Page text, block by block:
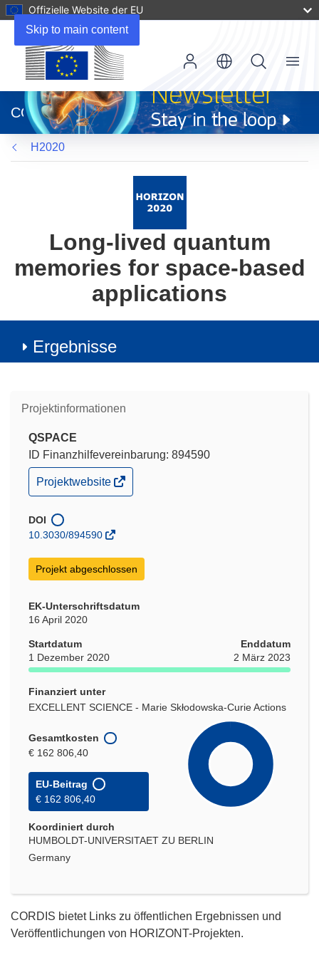
Skip to main content
Offizielle Website der EU
neuem
Fenster)
CORDIS
Menu
H2020
Long-lived quantum
memories for space-based
applications
Ergebnisse
Projektinformationen
QSPACE
ID Finanzhilfevereinbarung: 894590
(öffnet
in
Fenster)
Projektwebsite
DOI
10.3030/894590
Projekt abgeschlossen
EK-Unterschriftsdatum
16 April 2020
Startdatum
1 Dezember 2020
Enddatum
2 März 2023
Finanziert unter
EXCELLENT SCIENCE - Marie Skłodowska-Curie Actions
Gesamtkosten
€ 162 806,40
EU-Beitrag
€ 162 806,40
Koordiniert durch
HUMBOLDT-UNIVERSITAET ZU BERLIN
Germany
CORDIS bietet Links zu öffentlichen Ergebnissen und
Veröffentlichungen von HORIZONT-Projekten.